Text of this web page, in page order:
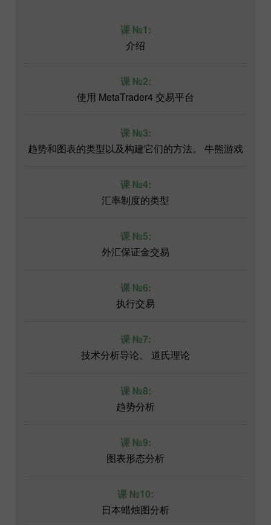
课 №1:
介绍
课 №2:
使用 MetaTrader4 交易平台
课 №3:
趋势和图表的类型以及构建它们的方法。 牛熊游戏
课 №4:
汇率制度的类型
课 №5:
外汇保证金交易
课 №6:
执行交易
课 №7:
技术分析导论。 道氏理论
课 №8:
趋势分析
课 №9:
图表形态分析
课 №10:
日本蜡烛图分析